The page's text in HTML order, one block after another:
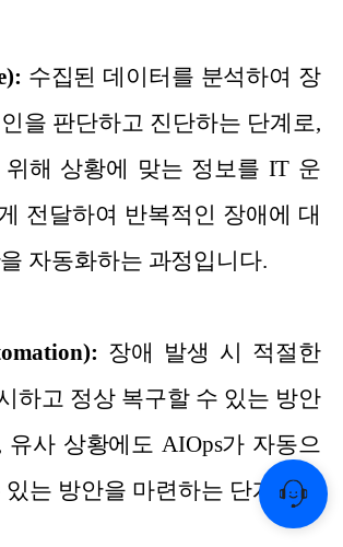
수집된 데이터를 분석하여 장
을 판단하고 진단하는 단계로,
해 상황에 맞는 정보를 IT 운
전달하여 반복적인 장애에 대
자동화하는 과정입니다.
장애 발생 시 적절한
하고 정상 복구할 수 있는 방안
유사 상황에도 AIOps가 자동으
는 방안을 마련하는 단계입니